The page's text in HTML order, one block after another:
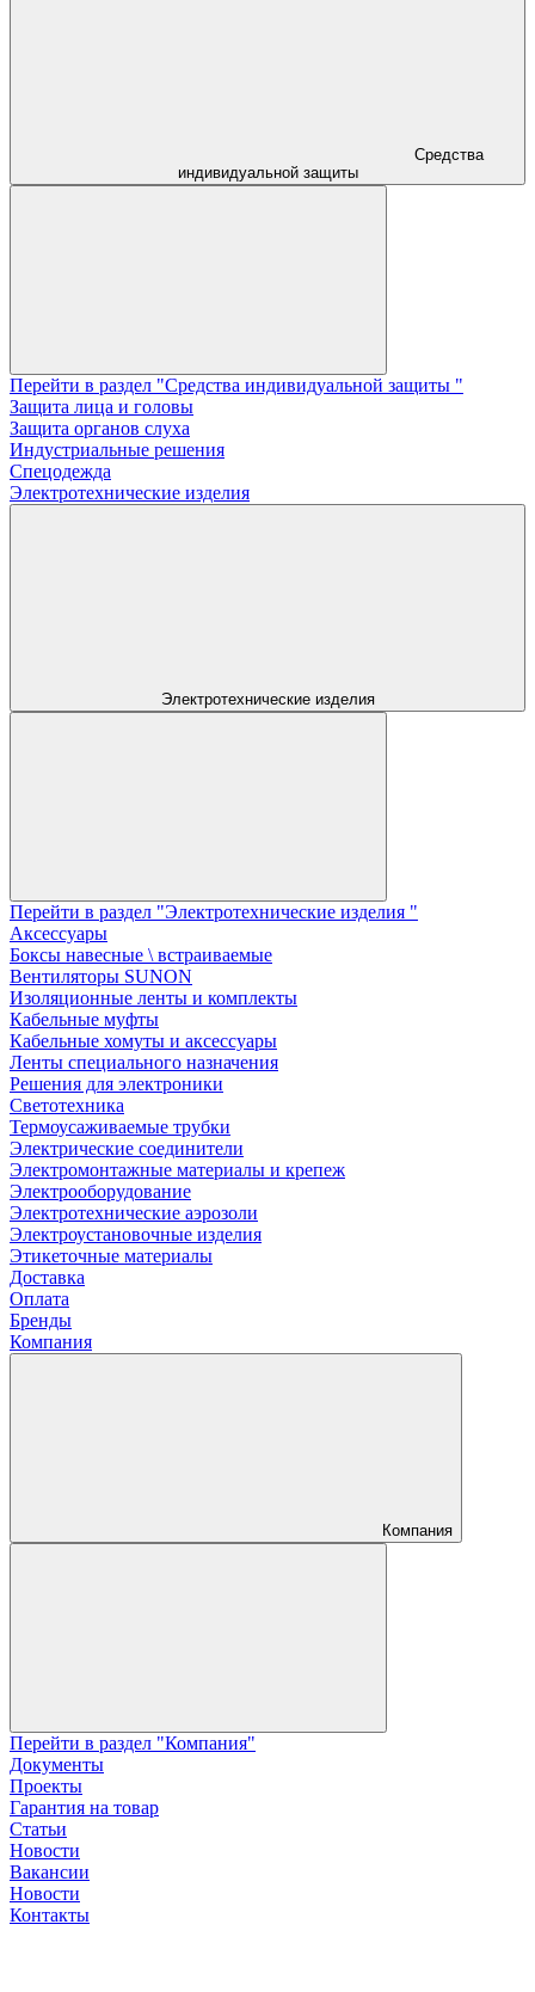
Средства
индивидуальной защиты
Перейти в раздел "Средства индивидуальной защиты "
Защита лица и головы
Защита органов слуха
Индустриальные решения
Спецодежда
Электротехнические изделия
Электротехнические изделия
Перейти в раздел "Электротехнические изделия "
Аксессуары
Боксы навесные \ встраиваемые
Вентиляторы SUNON
Изоляционные ленты и комплекты
Кабельные муфты
Кабельные хомуты и аксессуары
Ленты специального назначения
Решения для электроники
Светотехника
Термоусаживаемые трубки
Электрические соединители
Электромонтажные материалы и крепеж
Электрооборудование
Электротехнические аэрозоли
Электроустановочные изделия
Этикеточные материалы
Доставка
Оплата
Бренды
Компания
Компания
Перейти в раздел "Компания"
Документы
Проекты
Гарантия на товар
Статьи
Новости
Вакансии
Новости
Контакты